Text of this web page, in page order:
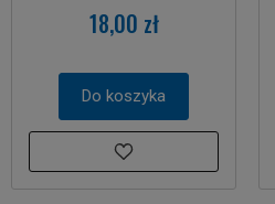
18,00 zł
Do koszyka